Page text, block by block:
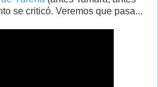
se criticó. Veremos que pasa...